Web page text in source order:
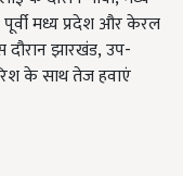
पूर्वी मध्य प्रदेश और केरल
दौरान झारखंड, उप-
के साथ तेज हवाएं